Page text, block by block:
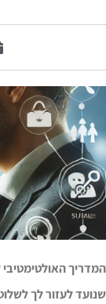
האולטימטיבי
לעזור לך